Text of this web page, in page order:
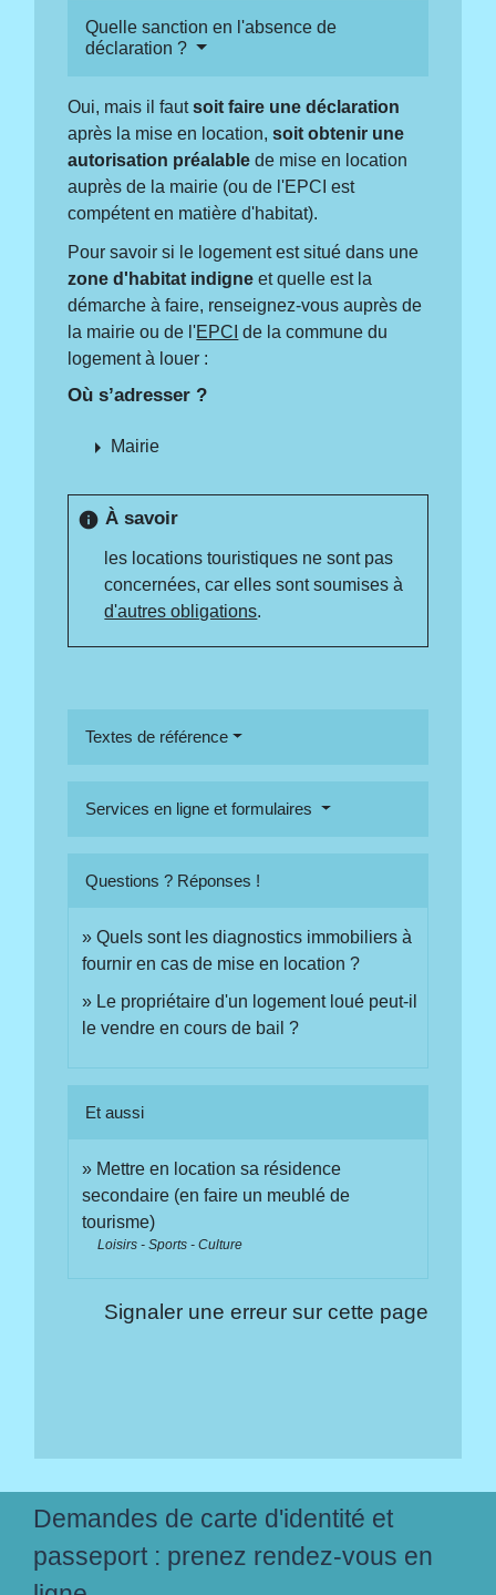
Quelle sanction en l'absence de
déclaration ?
Oui, mais il fautsoit faire une déclaration
après la mise en location,soit obtenir une
autorisation préalable de mise en location
auprès de la mairie (ou de l'EPCI est
compétent en matière d'habitat).
Pour savoir si le logement est situé dans une
zone d'habitat indigne et quelle est la
démarche à faire, renseignez-vous auprès de
la mairie ou de l'EPCI de la commune du
logement à louer :
Où s’adresser ?
arrow_right Mairie
info À savoir
les locations touristiques ne sont pas
concernées, car elles sont soumises à
d'autres obligations.
Textes de référence
Services en ligne et formulaires
Questions ? Réponses !
Quels sont les diagnostics immobiliers à
fournir en cas de mise en location ?
Le propriétaire d'un logement loué peut-il
le vendre en cours de bail ?
Et aussi
Mettre en location sa résidence
secondaire (en faire un meublé de
tourisme)
Loisirs - Sports - Culture
Signaler une erreur sur cette page
Demandes de carte d'identité et
passeport : prenez rendez-vous en